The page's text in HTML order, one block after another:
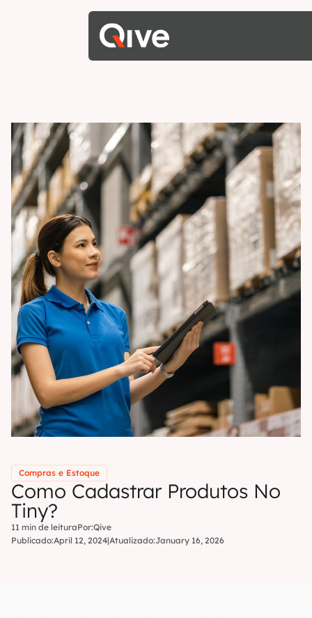
Compras e Estoque
Como Cadastrar Produtos No
Tiny?
11 min de leituraPor:Qive
Publicado:April 12, 2024|Atualizado:January 16, 2026